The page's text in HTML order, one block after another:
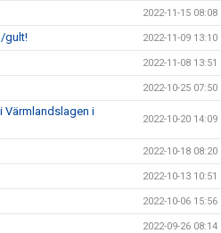
2022-11-15 08:08
gult! 2022-11-09 13:10
2022-11-08 13:51
2022-10-25 07:50
Värmlandslagen i
2022-10-20 14:09
2022-10-18 08:20
2022-10-13 10:51
2022-10-06 15:56
2022-09-26 08:14